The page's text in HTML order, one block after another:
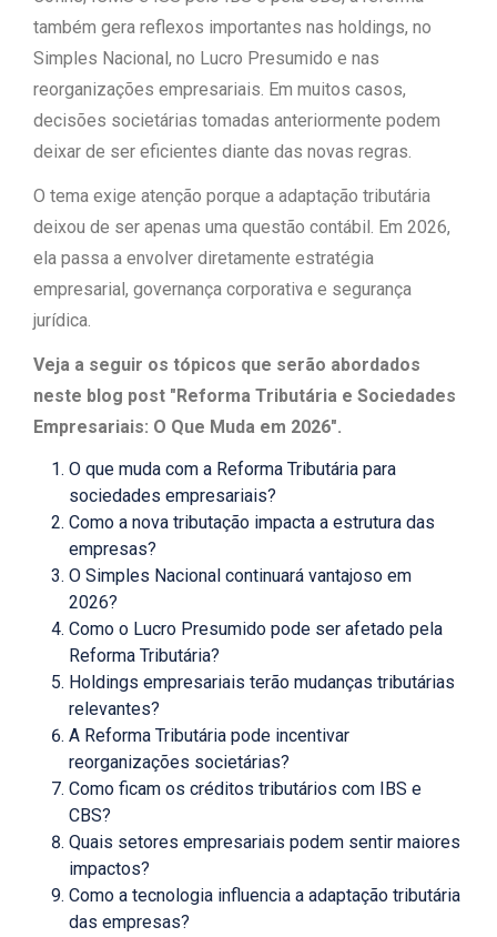
também gera reflexos importantes nas holdings, no
Simples Nacional, no Lucro Presumido e nas
reorganizações empresariais. Em muitos casos,
decisões societárias tomadas anteriormente podem
deixar de ser eficientes diante das novas regras.
O tema exige atenção porque a adaptação tributária
deixou de ser apenas uma questão contábil. Em 2026,
ela passa a envolver diretamente estratégia
empresarial, governança corporativa e segurança
jurídica.
Veja a seguir os tópicos que serão abordados
neste blog post "Reforma Tributária e Sociedades
Empresariais: O Que Muda em 2026".
O que muda com a Reforma Tributária para
sociedades empresariais?
Como a nova tributação impacta a estrutura das
empresas?
O Simples Nacional continuará vantajoso em
2026?
Como o Lucro Presumido pode ser afetado pela
Reforma Tributária?
Holdings empresariais terão mudanças tributárias
relevantes?
A Reforma Tributária pode incentivar
reorganizações societárias?
Como ficam os créditos tributários com IBS e
CBS?
Quais setores empresariais podem sentir maiores
impactos?
Como a tecnologia influencia a adaptação tributária
das empresas?